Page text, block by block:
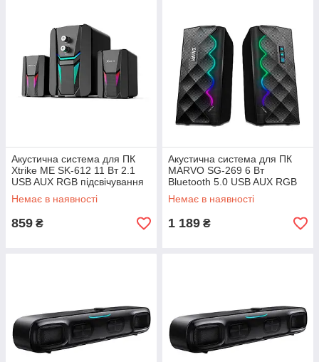
Акустична система для ПК
Xtrike ME SK-612 11 Вт 2.1
USB AUX RGB підсвічування
Немає в наявності
859 ₴
Акустична система для ПК
MARVO SG-269 6 Вт
Bluetooth 5.0 USB AUX RGB
підсвічування
Немає в наявності
1 189 ₴